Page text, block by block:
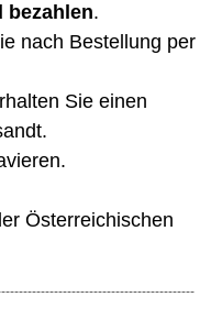
bezahlen.
nach Bestellung per
Sie einen
Österreichischen